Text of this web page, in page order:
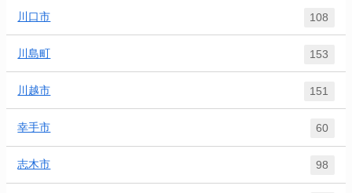
川口市 108
川島町 153
川越市 151
幸手市 60
志木市 98